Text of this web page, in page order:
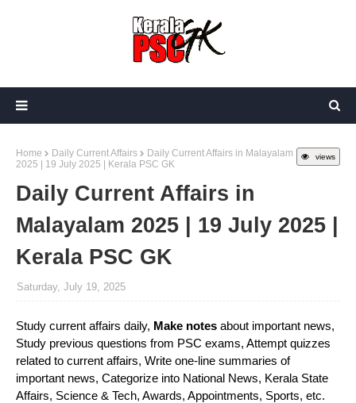
views
Home Daily Current Affairs
Daily Current Affairs in Malayalam
2025 | 19 July 2025 | Kerala PSC GK
Daily Current Affairs in
Malayalam 2025 | 19 July 2025 |
Kerala PSC GK
Saturday, July 19, 2025
Study current affairs daily, Make notes about important news,
Study previous questions from PSC exams, Attempt quizzes
related to current affairs, Write one-line summaries of
important news, Categorize into National News, Kerala State
Affairs, Science & Tech, Awards, Appointments, Sports, etc.